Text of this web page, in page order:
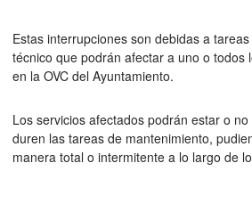
Estas interrupciones son debidas a
técnico que podrán afectar a uno o todos
en la OVC del Ayuntamiento.
Los servicios afectados podrán estar o
duren las tareas de mantenimiento,
manera total o intermitente a lo largo de